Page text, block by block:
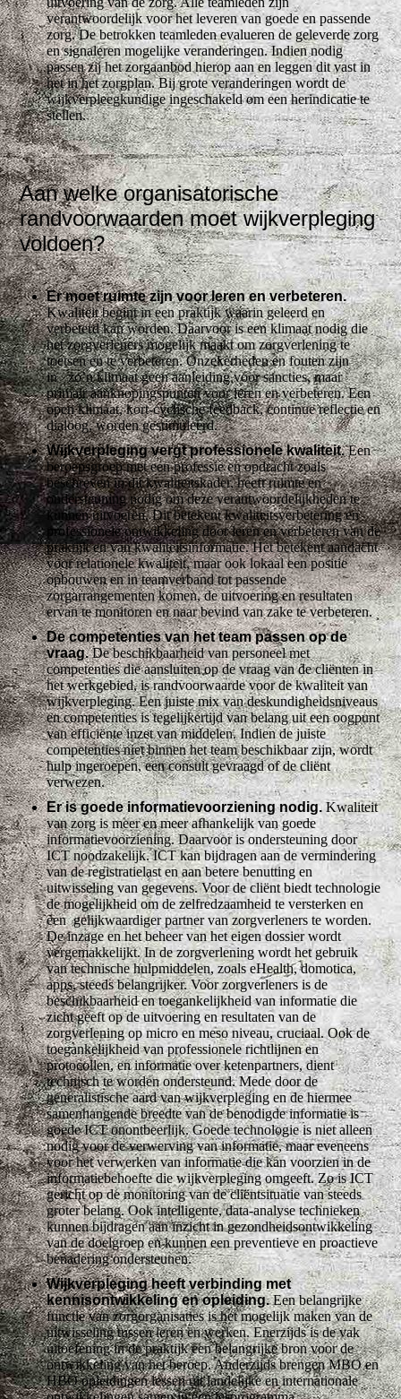
verantwoordelijk voor het leveren van goede en passende
zorg. De betrokken teamleden evalueren de geleverde zorg
en signaleren mogelijke veranderingen. Indien nodig
passen zij het zorgaanbod hierop aan en leggen dit vast in
het in het zorgplan. Bij grote veranderingen wordt de
wijkverpleegkundige ingeschakeld om een herindicatie te
stellen.
Aan welke organisatorische
randvoorwaarden moet wijkverpleging
voldoen?
Er moet ruimte zijn voor leren en verbeteren.
Kwaliteit begint in een praktijk waarin geleerd en
verbeterd kan worden. Daarvoor is een klimaat nodig die
het zorgverleners mogelijk maakt om zorgverlening te
toetsen en te verbeteren. Onzekerheden en fouten zijn
in zo’n klimaat geen aanleiding voor sancties, maar
primair aanknopingspunten voor leren en verbeteren. Een
open klimaat, kort-cyclische feedback, continue reflectie en
dialoog, worden gestimuleerd.
Wijkverpleging vergt professionele kwaliteit.Een
beroepsgroep met een professie en opdracht zoals
beschreven in dit kwaliteitskader, heeft ruimte en
ondersteuning nodig om deze verantwoordelijkheden te
kunnen uitvoeren. Dit betekent kwaliteitsverbetering en
professionele ontwikkeling door leren en verbeteren van de
praktijk en van kwaliteitsinformatie. Het betekent aandacht
voor relationele kwaliteit, maar ook lokaal een positie
opbouwen en in teamverband tot passende
zorgarrangementen komen, de uitvoering en resultaten
ervan te monitoren en naar bevind van zake te verbeteren.
De competenties van het team passen op de
vraag.De beschikbaarheid van personeel met
competenties die aansluiten op de vraag van de cliënten in
het werkgebied, is randvoorwaarde voor de kwaliteit van
wijkverpleging. Een juiste mix van deskundigheidsniveaus
en competenties is tegelijkertijd van belang uit een oogpunt
van efficiënte inzet van middelen. Indien de juiste
competenties niet binnen het team beschikbaar zijn, wordt
hulp ingeroepen, een consult gevraagd of de cliënt
verwezen.
Er is goede informatievoorziening nodig.Kwaliteit
van zorg is meer en meer afhankelijk van goede
informatievoorziening. Daarvoor is ondersteuning door
ICT noodzakelijk. ICT kan bijdragen aan de vermindering
van de registratielast en aan betere benutting en
uitwisseling van gegevens. Voor de cliënt biedt technologie
de mogelijkheid om de zelfredzaamheid te versterken en
een gelijkwaardiger partner van zorgverleners te worden.
De inzage en het beheer van het eigen dossier wordt
vergemakkelijkt. In de zorgverlening wordt het gebruik
van technische hulpmiddelen, zoals eHealth, domotica,
apps, steeds belangrijker. Voor zorgverleners is de
beschikbaarheid en toegankelijkheid van informatie die
zicht geeft op de uitvoering en resultaten van de
zorgverlening op micro en meso niveau, cruciaal. Ook de
toegankelijkheid van professionele richtlijnen en
protocollen, en informatie over ketenpartners, dient
technisch te worden ondersteund. Mede door de
generalistische aard van wijkverpleging en de hiermee
samenhangende breedte van de benodigde informatie is
goede ICT onontbeerlijk. Goede technologie is niet alleen
nodig voor de verwerving van informatie, maar eveneens
voor het verwerken van informatie die kan voorzien in de
informatiebehoefte die wijkverpleging omgeeft. Zo is ICT
gericht op de monitoring van de cliëntsituatie van steeds
groter belang. Ook intelligente, data-analyse technieken
kunnen bijdragen aan inzicht in gezondheidsontwikkeling
van de doelgroep en kunnen een preventieve en proactieve
benadering ondersteunen.
Wijkverpleging heeft verbinding met
kennisontwikkeling en opleiding.Een belangrijke
functie van zorgorganisaties is het mogelijk maken van de
uitwisseling tussen leren en werken. Enerzijds is de vak
uitoefening in de praktijk een belangrijke bron voor de
ontwikkeling van het beroep. Anderzijds brengen MBO en
HBO opleidingen lessen uit landelijke en internationale